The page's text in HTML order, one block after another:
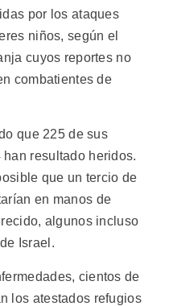
por los ataques
niños, según el
cuyos reportes no
combatientes de
que 225 de sus
resultado heridos.
que un tercio de
en manos de
algunos incluso
Israel.
cientos de
los atestados refugios